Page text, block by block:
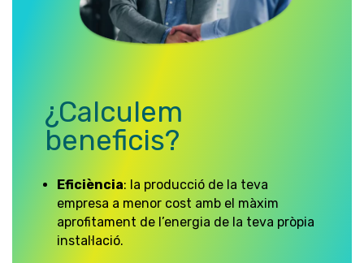
¿Calculem
beneficis?
Eficiència: la producció de la teva
empresa a menor cost amb el màxim
aprofitament de l’energia de la teva pròpia
instal·lació.